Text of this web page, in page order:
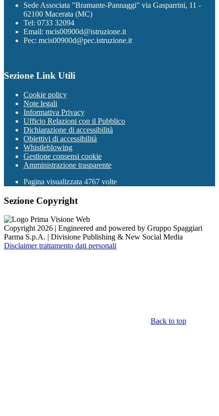
Sede Associata "Bramante-Pannaggi" via Gasparrini, 11 -
62100 Macerata (MC)
Tel: 0733 32094
Email: mcis00900d@istruzione.it
Pec: mcis00900d@pec.istruzione.it
Sezione Link Utili
Cookie policy
Note legali
Informativa Privacy
Ufficio Relazioni con il Pubblico
Dichiarazione di accessibilità
Obiettivi di accessibilità
Whistleblowing
Gestione consensi cookie
Amministrazione trasparente
Pagina visualizzata 4767 volte
Sezione Copyright
Copyright 2026 | Engineered and powered by Gruppo Spaggiari
Parma S.p.A. | Divisione Publishing & New Social Media
Disclaimer trattamento dati personali
Back to top